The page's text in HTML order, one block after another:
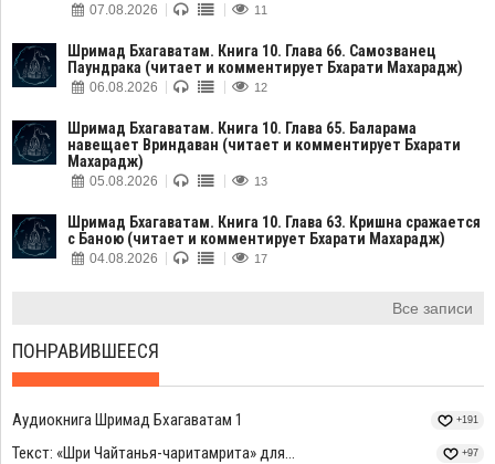
07.08.2026 11
Шримад Бхагаватам. Книга 10. Глава 66. Самозванец
Паундрака (читает и комментирует Бхарати Махарадж)
06.08.2026 12
Шримад Бхагаватам. Книга 10. Глава 65. Баларама
навещает Вриндаван (читает и комментирует Бхарати
Махарадж)
05.08.2026 13
Шримад Бхагаватам. Книга 10. Глава 63. Кришна сражается
с Баною (читает и комментирует Бхарати Махарадж)
04.08.2026 17
Все записи
ПОНРАВИВШЕЕСЯ
Аудиокнига Шримад Бхагаватам 1 +191
Текст: «Шри Чайтанья-чаритамрита» для... +97